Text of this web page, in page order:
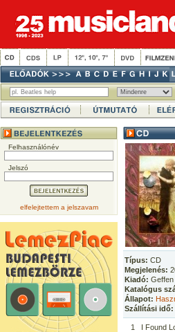
Felhasználónév
Jelszó
elfelejtettem a jelszavam
Típus: CD
Megjelenés:
Kiadó:
Katalógus
Állapot:
Szállítási idő:
1
I Found